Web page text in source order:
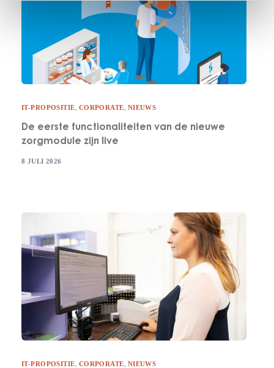
IT-PROPOSITIE CORPORATE NIEUWS
De eerste functionaliteiten van de nieuwe
zorgmodule zijn live
8 JULI 2026
IT-PROPOSITIE CORPORATE NIEUWS